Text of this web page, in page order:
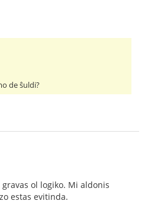
de ŝuldi?
ol logiko. Mi aldonis
estas evitinda.